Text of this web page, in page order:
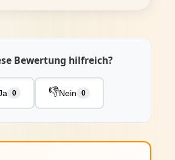
Bewertung hilfreich?
0 👎Nein 0